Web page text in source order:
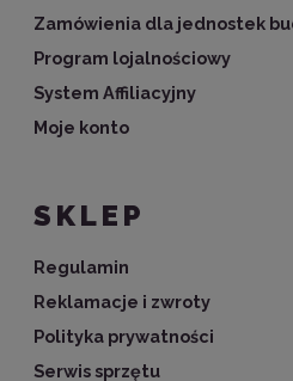
Zamówienia dla jednostek
Program lojalnościowy
System Affiliacyjny
Moje konto
SKLEP
Regulamin
Reklamacje i zwroty
Polityka prywatności
Serwis sprzętu